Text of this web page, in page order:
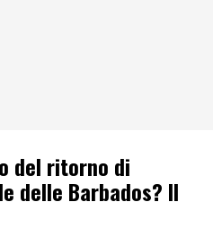
del ritorno di
delle Barbados? Il